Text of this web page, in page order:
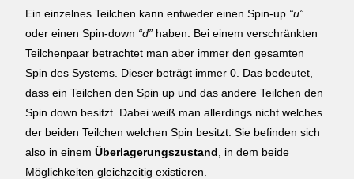
Ein einzelnes Teilchen kann entweder einen Spin-up “u”
oder einen Spin-down “d” haben. Bei einem verschränkten
Teilchenpaar betrachtet man aber immer den gesamten
Spin des Systems. Dieser beträgt immer 0. Das bedeutet,
dass ein Teilchen den Spin up und das andere Teilchen den
Spin down besitzt. Dabei weiß man allerdings nicht welches
der beiden Teilchen welchen Spin besitzt. Sie befinden sich
also in einemÜberlagerungszustand, in dem beide
Möglichkeiten gleichzeitig existieren.